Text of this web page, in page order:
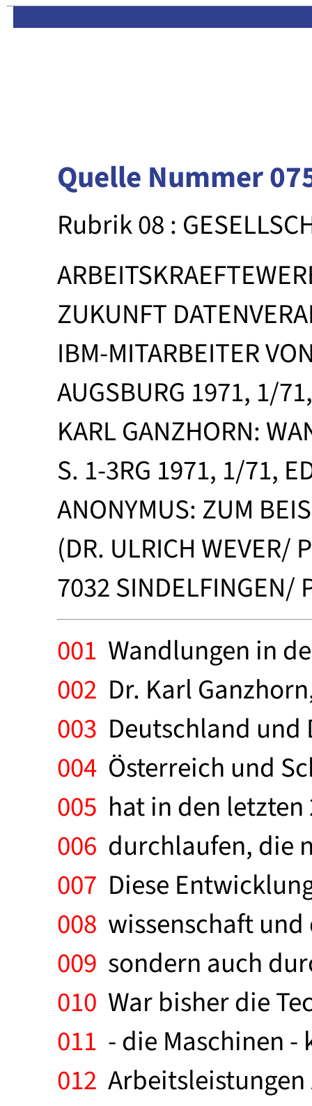
Quelle Nummer
Rubrik 08 :
ZUKUNFT
IBM-MITARBEITER
AUGSBURG 1971, 1/
KARL GANZHORN:
S. 1-3RG 1971, 1/71,
ANONYMUS: ZUM
(DR. ULRICH WEVER/
7032 SINDELFINGEN/
001 Wandlungen in
002 Dr. Karl
003 Deutschland
004 Österreich und
005 hat in den
006 durchlaufen, die
007 Diese
008 wissenschaft
009 sondern auch
010 War bisher die
011 - die Maschinen
012